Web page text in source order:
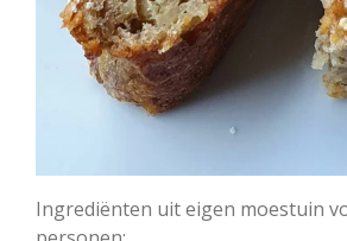
Ingrediënten uit eigen moestuin